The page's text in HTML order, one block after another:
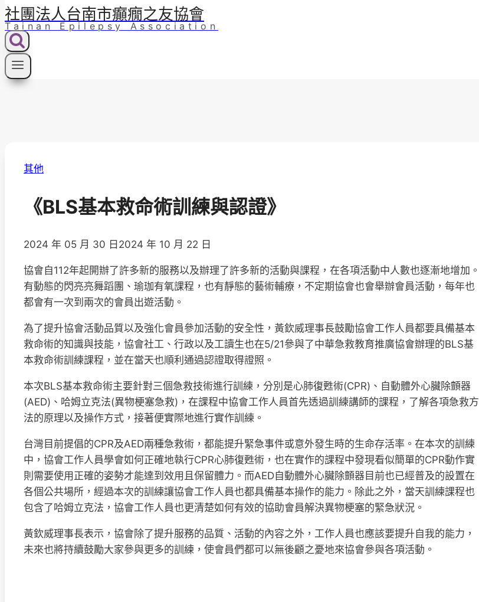
社團法人台南市癲癇之友協會
Tainan Epilepsy Association
其他
《BLS基本救命術訓練與認證》
2024 年 05 月 30 日 2024 年 10 月 22 日
協會自112年起開辦了許多新的服務以及辦理了許多新的活動與課程，在各項活動中人數也逐漸地增加。
有動態的閃亮亮舞蹈團、瑜珈有氧課程，也有靜態的藝術輔療，不定期協會也會舉辦會員活動，每年也
都會有一次到兩次的會員出遊活動。
為了提升協會活動品質以及強化會員參加活動的安全性，黃欽威理事長鼓勵協會工作人員都要具備基本
救命術的知識與技能，協會社工、行政以及工讀生也在5/21參與了中華急救教育推廣協會辦理的BLS基
本救命術訓練課程，並在當天也順利通過認證取得證照。
本次BLS基本救命術主要針對三個急救技術進行訓練，分別是心肺復甦術(CPR)、自動體外心臟除顫器
(AED)、哈姆立克法(異物梗塞急救)，在課程中協會工作人員首先透過訓練講師的課程，了解各項急救方
法的原理以及操作方式，接著便實際地進行實作訓練。
台灣目前提倡的CPR及AED兩種急救術，都能提升緊急事件或意外發生時的生命存活率。在本次的訓練
中，協會工作人員學會如何正確地執行CPR心肺復甦術，也在實作的課程中發現看似簡單的CPR動作實
則需要使用正確的姿勢才能達到效用且保留體力。而AED自動體外心臟除顫器目前也已經普及的設置在
各個公共場所，經過本次的訓練讓協會工作人員也都具備基本操作的能力。除此之外，當天訓練課程也
包含了哈姆立克法，協會工作人員也更清楚如何有效的協助會員解決異物梗塞的緊急狀況。
黃欽威理事長表示，協會除了提升服務的品質、活動的內容之外，工作人員也應該要提升自我的能力，
未來也將持續鼓勵大家參與更多的訓練，使會員們都可以無後顧之憂地來協會參與各項活動。